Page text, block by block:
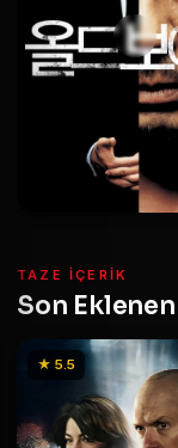
TAZE IÇERIK
Son Eklenen
★ 5.5